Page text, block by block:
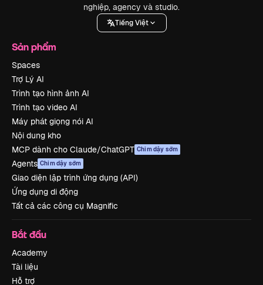
nghiệp, agency và studio.
Tiếng Việt
Sản phẩm
Spaces
Trợ Lý AI
Trình tạo hình ảnh AI
Trình tạo video AI
Máy phát giọng nói AI
Nội dung kho
MCP dành cho Claude/ChatGPT Chim dậy sớm
Agents Chim dậy sớm
Giao diện lập trình ứng dụng (API)
Ứng dụng di động
Tất cả các công cụ Magnific
Bắt đầu
Academy
Tài liệu
Hỗ trợ